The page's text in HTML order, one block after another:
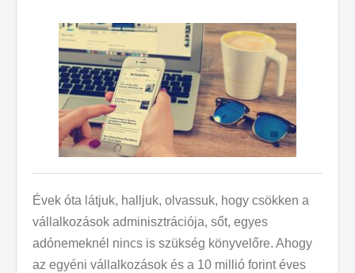
Évek óta látjuk, halljuk, olvassuk, hogy csökken a
vállalkozások adminisztrációja, sőt, egyes
adónemeknél nincs is szükség könyvelőre. Ahogy
az egyéni vállalkozások és a 10 millió forint éves